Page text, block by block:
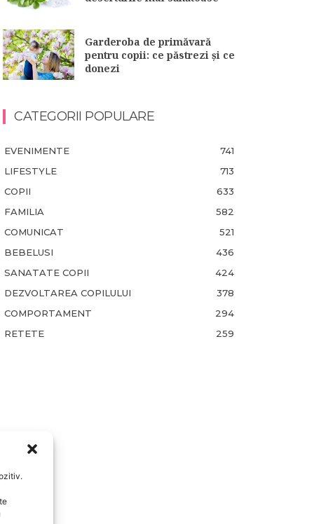
Garderoba de primăvară
pentru copii: ce păstrezi și ce
donezi
CATEGORII POPULARE
EVENIMENTE
741
LIFESTYLE
713
COPII
633
FAMILIA
582
COMUNICAT
521
BEBELUSI
436
SANATATE COPII
424
DEZVOLTAREA COPILULUI
378
COMPORTAMENT
294
RETETE
259